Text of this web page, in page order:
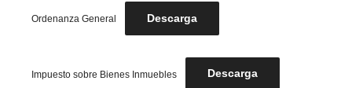
Ordenanza General Descarga
Impuesto sobre Bienes Inmuebles Descarga